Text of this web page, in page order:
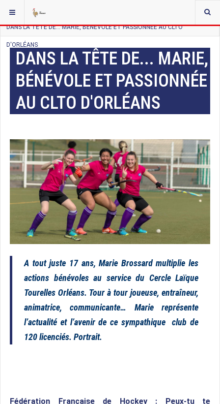
VOUS ÊTES ICI :
DANS LA TÊTE DE... MARIE, BÉNÉVOLE ET PASSIONNÉE AU CLTO
D'ORLÉANS
DANS LA TÊTE DE... MARIE,
BÉNÉVOLE ET PASSIONNÉE
AU CLTO D'ORLÉANS
A tout juste 17 ans, Marie Brossard multiplie les
actions bénévoles au service du Cercle Laïque
Tourelles Orléans. Tour à tour joueuse, entraîneur,
animatrice, communicante… Marie représente
l’actualité et l’avenir de ce sympathique club de
120 licenciés. Portrait.
Fédération Française de Hockey : Peux-tu te